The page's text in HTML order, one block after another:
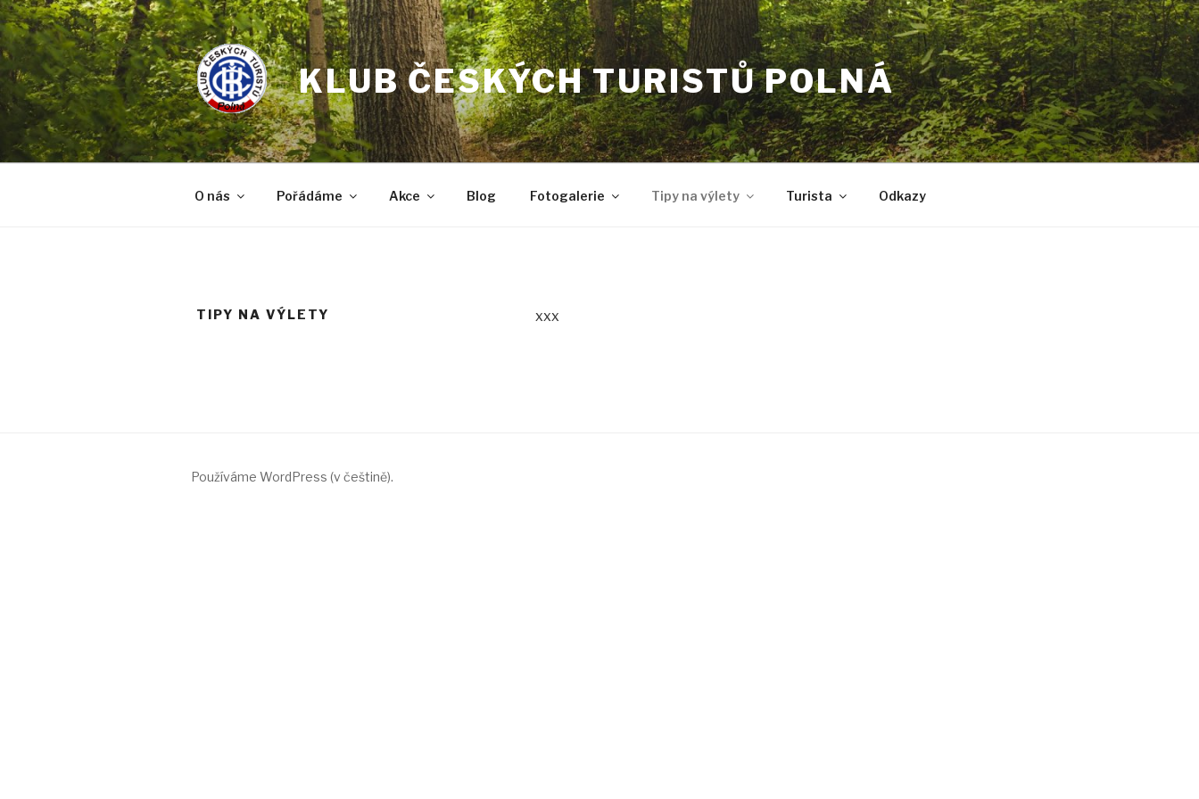
Přejít
k
obsahu
webu
KLUB ČESKÝCH TURISTŮ POLNÁ
O nás Pořádáme Akce Blog Fotogalerie Tipy na výlety Turista Odkazy
TIPY NA VÝLETY xxx
Používáme WordPress (v češtině).